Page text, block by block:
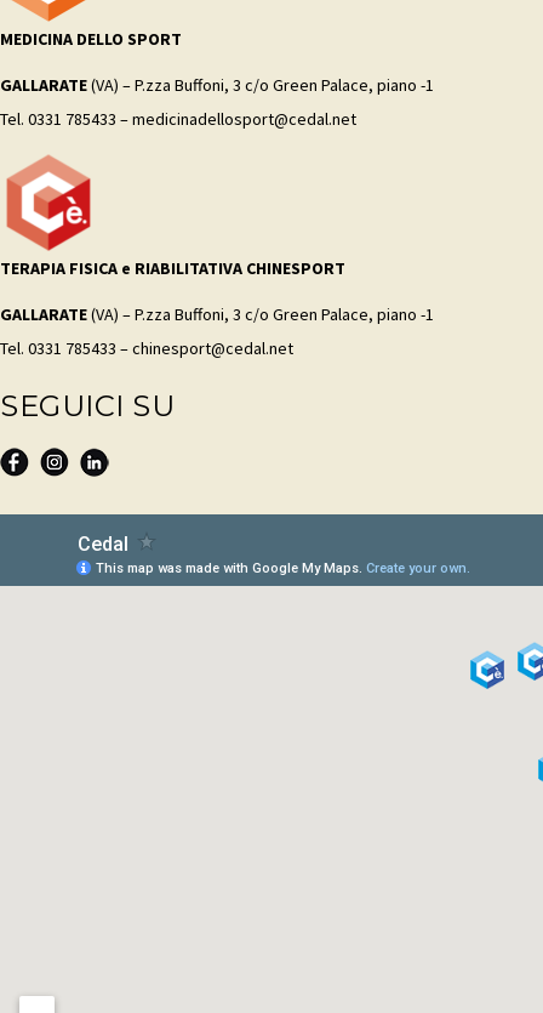
MEDICINA DELLO SPORT
GALLARATE(VA) – P.zza Buffoni, 3 c/o Green Palace, piano -1
Tel. 0331 785433 – medicinadellosport@cedal.net
TERAPIA FISICA e RIABILITATIVA CHINESPORT
GALLARATE(VA) – P.zza Buffoni, 3 c/o Green Palace, piano -1
Tel. 0331 785433 – chinesport@cedal.net
SEGUICI SU